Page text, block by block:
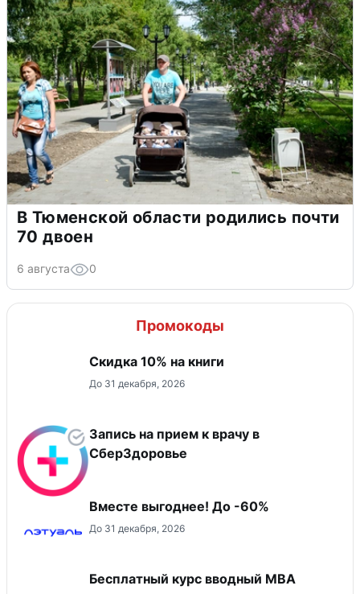
В Тюменской области родились почти
70 двоен
6 августа 0
Промокоды
Скидка 10% на книги
До 31 декабря, 2026
Запись на прием к врачу в
СберЗдоровье
Вместе выгоднее! До -60%
До 31 декабря, 2026
Бесплатный курс вводный МВА